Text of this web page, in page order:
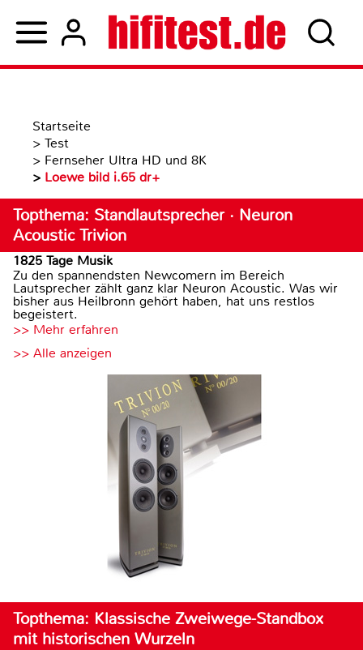
Startseite
> Test
> Fernseher Ultra HD und 8K
> Loewe bild i.65 dr+
Topthema: Standlautsprecher · Neuron
Acoustic Trivion
1825 Tage Musik
Zu den spannendsten Newcomern im Bereich
Lautsprecher zählt ganz klar Neuron Acoustic. Was wir
bisher aus Heilbronn gehört haben, hat uns restlos
begeistert.
>> Mehr erfahren
>> Alle anzeigen
Topthema: Klassische Zweiwege-Standbox
mit historischen Wurzeln